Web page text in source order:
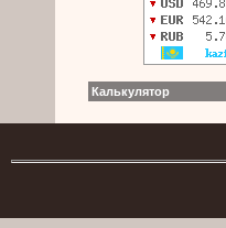
Калькулятор